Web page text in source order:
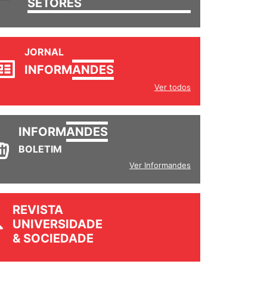
SETORES
INFORM ANDES
ANDES
REVISTA
UNIVERSIDADE
& SOCIEDADE